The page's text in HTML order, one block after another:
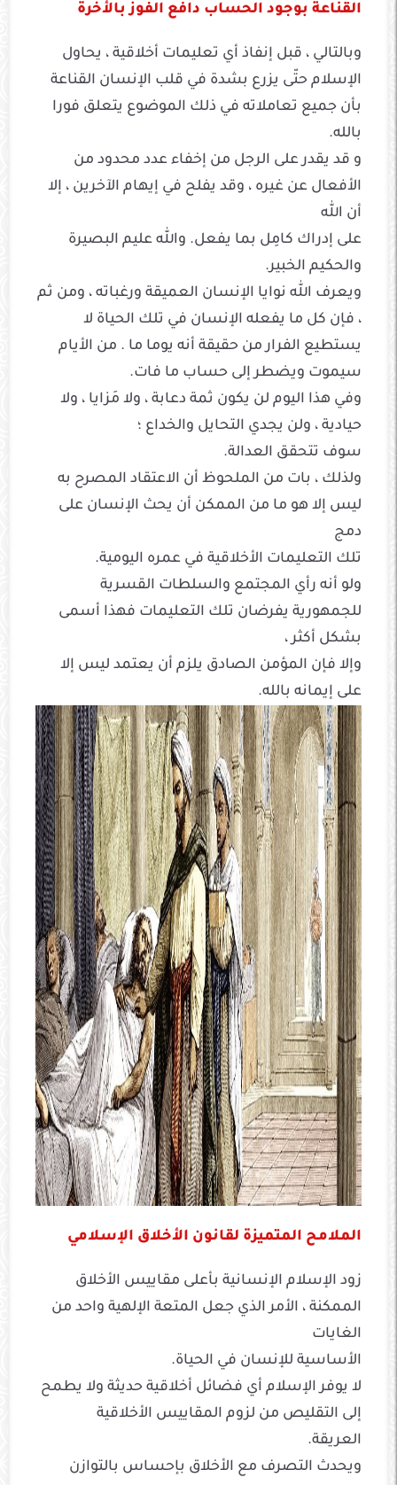
القناعة بوجود الحساب دافع الفوز بالأخرة
وبالتالي ، قبل إنفاذ أي تعليمات أخلاقية ، يحاول
الإسلام حتّى يزرع بشدة في قلب الإنسان القناعة
بأن جميع تعاملاته في ذلك الموضوع يتعلق فورا
بالله.
و قد يقدر على الرجل من إخفاء عدد محدود من
الأفعال عن غيره ، وقد يفلح في إيهام الآخرين ، إلا
أن الله
على إدراك كامِل بما يفعل. والله عليم البصيرة
والحكيم الخبير.
ويعرف الله نوايا الإنسان العميقة ورغباته ، ومن ثم
، فإن كل ما يفعله الإنسان في تلك الحياة لا
يستطيع الفرار من حقيقة أنه يوما ما . من الأيام
سيموت ويضطر إلى حساب ما فات.
وفي هذا اليوم لن يكون ثمة دعابة ، ولا مَزايا ، ولا
حيادية ، ولن يجدي التحايل والخداع ؛
سوف تتحقق العدالة.
ولذلك ، بات من الملحوظ أن الاعتقاد المصرح به
ليس إلا هو ما من الممكن أن يحث الإنسان على
دمج
تلك التعليمات الأخلاقية في عمره اليومية.
ولو أنه رأي المجتمع والسلطات القسرية
للجمهورية يفرضان تلك التعليمات فهذا أسمى
بشكل أكثر ،
وإلا فإن المؤمن الصادق يلزم أن يعتمد ليس إلا
على إيمانه بالله.
الملامح المتميزة لقانون الأخلاق الإسلامي
زود الإسلام الإنسانية بأعلى مقاييس الأخلاق
الممكنة ، الأمر الذي جعل المتعة الإلهية واحد من
الغايات
الأساسية للإنسان في الحياة.
لا يوفر الإسلام أي فضائل أخلاقية حديثة ولا يطمح
إلى التقليص من لزوم المقاييس الأخلاقية
العريقة.
ويحدث التصرف مع الأخلاق بإحساس بالتوازن